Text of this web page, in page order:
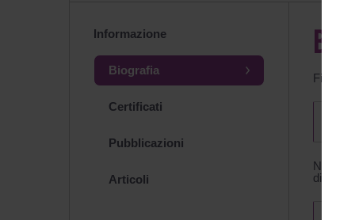
Informazione
Biografia
Certificati
Pubblicazioni
Articoli
Nel
di